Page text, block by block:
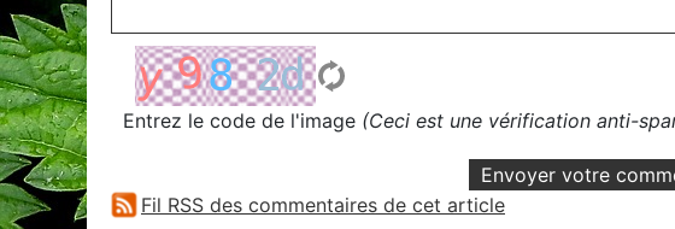
Entrez le code de l'image (Ceci est une vérification anti-
Envoyer votre
Fil RSS des commentaires de cet article